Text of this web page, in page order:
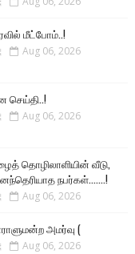
மீட்போம்..!
Aug 06, 2026
செய்தி..!
Aug 06, 2026
தொழிலாளியின் வீடு,
நபர்கள்.......!
Aug 06, 2026
அமர்வு (
Aug 06, 2026